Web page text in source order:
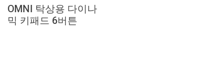
지원
OMNI 탁상용 다이나
믹 키패드 6버튼